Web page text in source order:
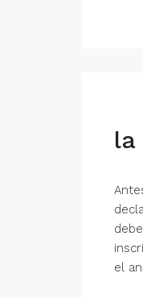
la
el